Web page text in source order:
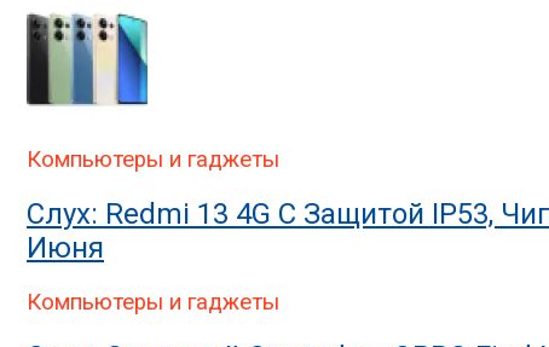
Компьютеры и гаджеты
Слух: Redmi 13 4G С Защитой IP53,
Июня
Компьютеры и гаджеты